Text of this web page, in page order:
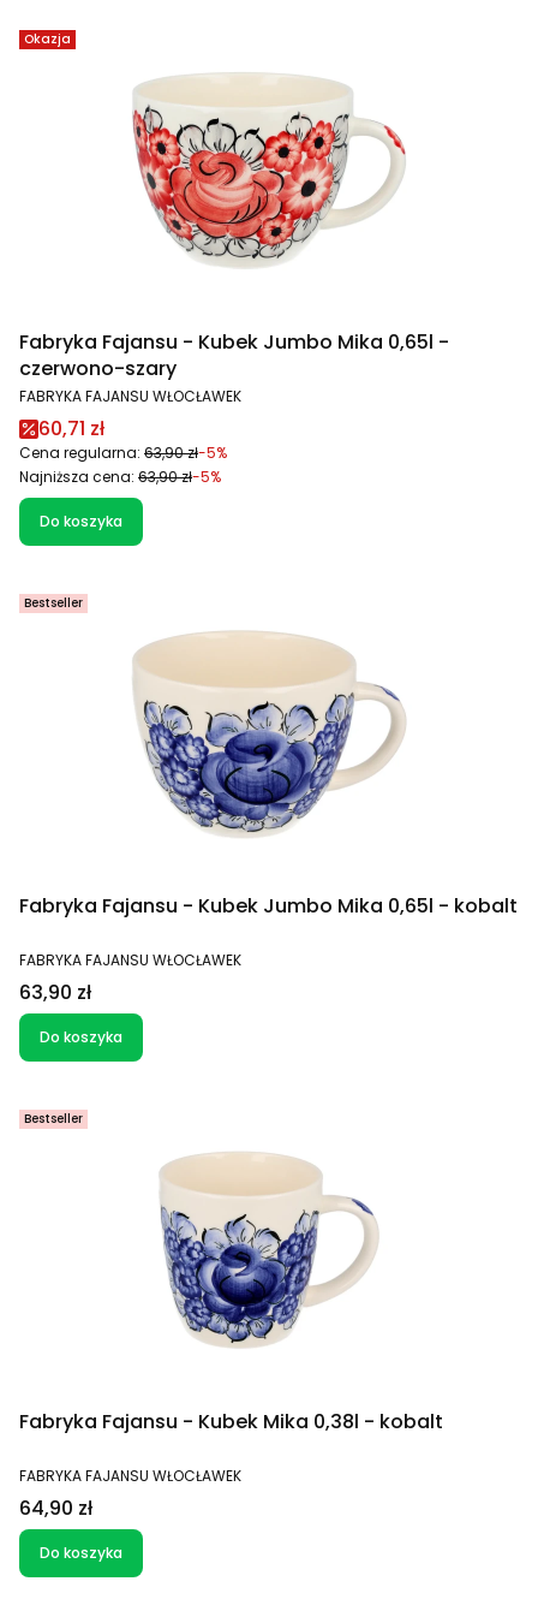
Okazja
Fabryka Fajansu - Kubek Jumbo Mika 0,65l -
czerwono-szary
PRODUCENT
FABRYKA FAJANSU WŁOCŁAWEK
Cena promocyjna
60,71 zł
Cena regularna: 63,90 zł-5%
Najniższa cena: 63,90 zł-5%
Do koszyka
Bestseller
Fabryka Fajansu - Kubek Jumbo Mika 0,65l - kobalt
PRODUCENT
FABRYKA FAJANSU WŁOCŁAWEK
Cena
63,90 zł
Do koszyka
Bestseller
Fabryka Fajansu - Kubek Mika 0,38l - kobalt
PRODUCENT
FABRYKA FAJANSU WŁOCŁAWEK
Cena
64,90 zł
Do koszyka